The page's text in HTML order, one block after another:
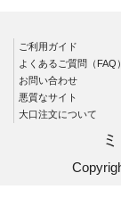
ご利用ガイド
よくあるご質問（FAQ）
お問い合わせ
悪質なサイト
大口注文について